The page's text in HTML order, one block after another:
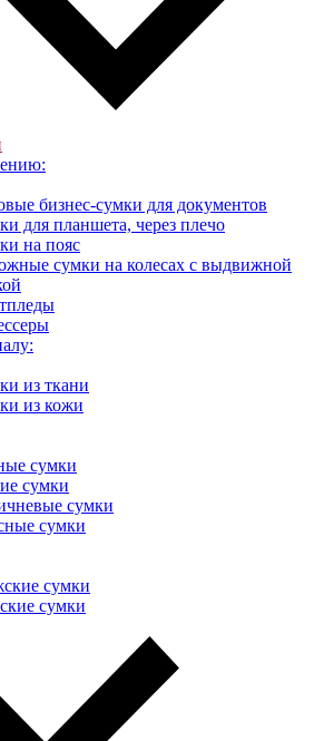
бизнес-сумки для документов
для планшета, через плечо
на пояс
сумки на колесах с выдвижной
из ткани
из кожи
сумки
сумки
сумки
сумки
сумки
сумки